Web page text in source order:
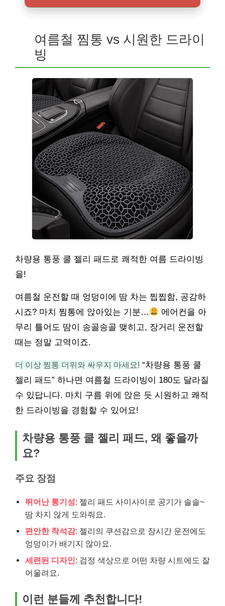
여름철 찜통 vs 시원한 드라이
빙
차량용 통풍 쿨 젤리 패드로 쾌적한 여름 드라이빙
을!
여름철 운전할 때 엉덩이에 땀 차는 찝찝함, 공감하
시죠? 마치 찜통에 앉아있는 기분…
에어컨을 아
무리 틀어도 땀이 송골송골 맺히고, 장거리 운전할
때는 정말 고역이죠.
더 이상 찜통 더위와 싸우지 마세요! “차량용 통풍 쿨
젤리 패드” 하나면 여름철 드라이빙이 180도 달라질
수 있답니다. 마치 구름 위에 앉은 듯 시원하고 쾌적
한 드라이빙을 경험할 수 있어요!
차량용 통풍 쿨 젤리 패드, 왜 좋을까
요?
주요 장점
뛰어난 통기성: 젤리 패드 사이사이로 공기가 솔솔~
땀 차지 않게 도와줘요.
편안한 착석감: 젤리의 쿠션감으로 장시간 운전에도
엉덩이가 배기지 않아요.
세련된 디자인: 검정 색상으로 어떤 차량 시트에도 잘
어울려요.
이런 분들께 추천합니다!